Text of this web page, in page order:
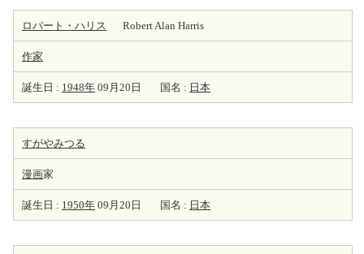
ロバート・ハリス Robert Alan Harris
作家
誕生日 : 1948年 09月20日 国名 : 日本
すがやみつる
漫画家
誕生日 : 1950年 09月20日 国名 : 日本